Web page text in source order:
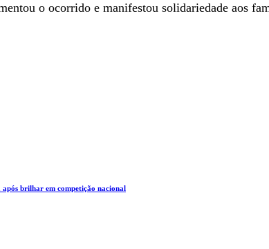
o ocorrido e manifestou solidariedade aos
brilhar em competição nacional